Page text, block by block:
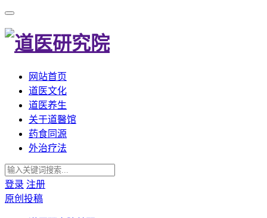
网站首页
道医文化
道医养生
关于道醫馆
药食同源
外治疗法
登录 注册
原创投稿